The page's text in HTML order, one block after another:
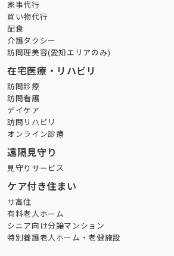
家事代行
買い物代行
配食
介護タクシー
訪問理美容(愛知エリアのみ)
在宅医療・リハビリ
訪問診療
訪問看護
デイケア
訪問リハビリ
オンライン診療
遠隔見守り
見守りサービス
ケア付き住まい
サ高住
有料老人ホーム
シニア向け分譲マンション
特別養護老人ホーム・老健施設